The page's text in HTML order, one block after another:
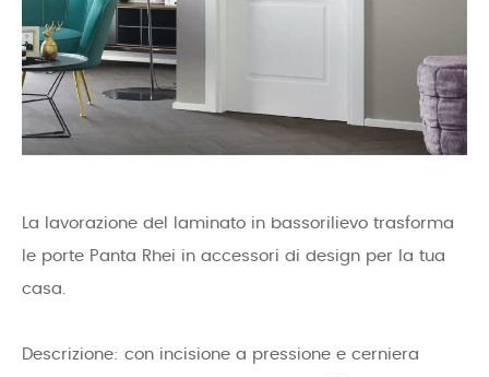
La lavorazione del laminato in bassorilievo trasforma
le porte Panta Rhei in accessori di design per la tua
casa.
Descrizione: con incisione a pressione e cerniera